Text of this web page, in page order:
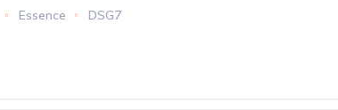
Essence DSG7